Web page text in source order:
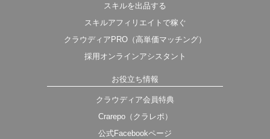
スキルを出品する
スキルアフィリエイトで稼ぐ
クラウディアPRO（高単価マッチング）
採用オンラインアシスタント
お役立ち情報
クラウディア会員特典
Crarepo（クラレポ）
公式Facebookページ